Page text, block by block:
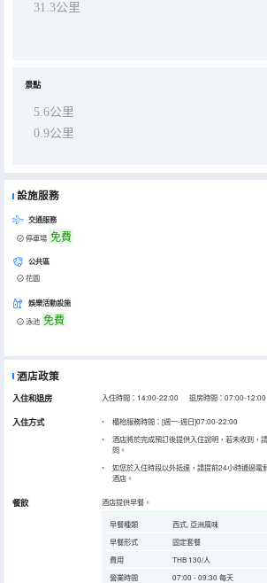
31.3公里
景點
5.6公里
0.9公里
設施服務
交通服務
停車場 免費
公共區
花園
娛樂活動設施
泳池 免費
酒店政策
入住和退房 入住時間：14:00-22:00 退房時間：07:00-12:00
入住方式
櫃枱服務時間：[週一-週日]07:00-22:00
酒店將於完成預訂後提供入住說明，若未收到，
問。
如您於入住時段以外抵達，請提前24小時通過電
酒店。
餐飲 酒店提供早餐。
早餐種類
西式, 亞洲風味
早餐形式
固定套餐
費用
THB 130/人
營業時間
07:00 - 09:30 每天